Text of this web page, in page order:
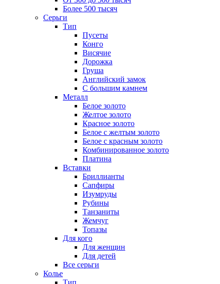
Более 500 тысяч
Серьги
Тип
Пусеты
Конго
Висячие
Дорожка
Груша
Английский замок
С большим камнем
Металл
Белое золото
Желтое золото
Красное золото
Белое с желтым золото
Белое с красным золото
Комбинированное золото
Платина
Вставки
Бриллианты
Сапфиры
Изумруды
Рубины
Танзаниты
Жемчуг
Топазы
Для кого
Для женщин
Для детей
Все серьги
Колье
Тип